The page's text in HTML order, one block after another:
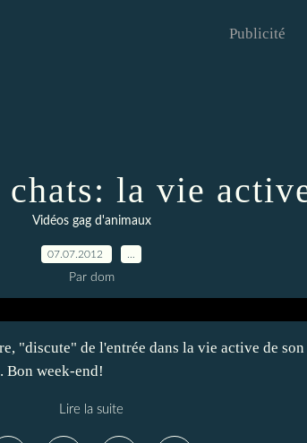
Publicité
chats: la vie
Vidéos gag d'animaux
07.07.2012
Par dom
"discute" de l'entrée dans la vie active de
Bon week-end!
Lire la suite